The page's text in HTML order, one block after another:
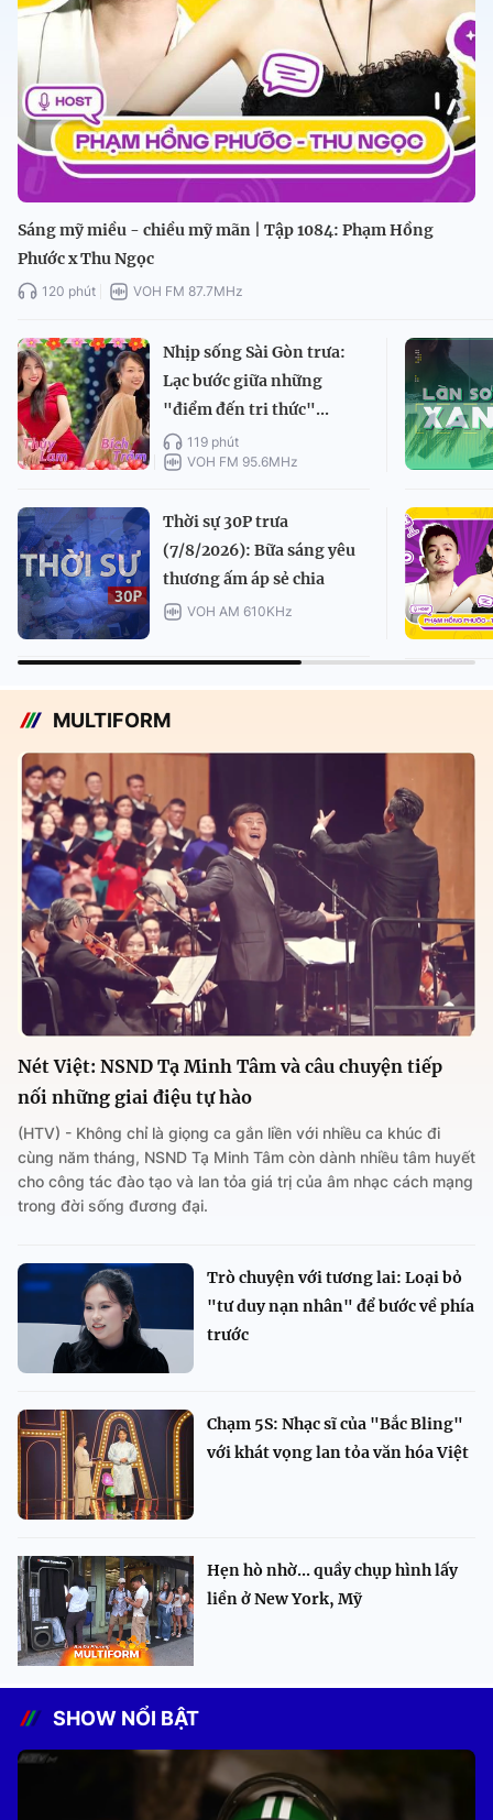
Sáng mỹ miều - chiều mỹ mãn | Tập 1084: Phạm Hồng
Phước x Thu Ngọc
120 phút VOH FM 87.7MHz
Nhịp sống Sài Gòn trưa:
Lạc bước giữa những
"điểm đến tri thức"...
119 phút
VOH FM 95.6MHz
Thời sự 30P trưa
(7/8/2026): Bữa sáng yêu
thương ấm áp sẻ chia
VOH AM 610KHz
MULTIFORM
Nét Việt: NSND Tạ Minh Tâm và câu chuyện tiếp
nối những giai điệu tự hào
(HTV) - Không chỉ là giọng ca gắn liền với nhiều ca khúc đi
cùng năm tháng, NSND Tạ Minh Tâm còn dành nhiều tâm huyết
cho công tác đào tạo và lan tỏa giá trị của âm nhạc cách mạng
trong đời sống đương đại.
Trò chuyện với tương lai: Loại bỏ
"tư duy nạn nhân" để bước về phía
trước
Chạm 5S: Nhạc sĩ của "Bắc Bling"
với khát vọng lan tỏa văn hóa Việt
Hẹn hò nhờ... quầy chụp hình lấy
liền ở New York, Mỹ
SHOW NỔI BẬT